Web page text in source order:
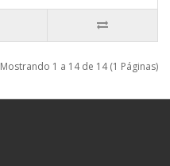
Mostrando 1 a 14 de 14 (1 Páginas)